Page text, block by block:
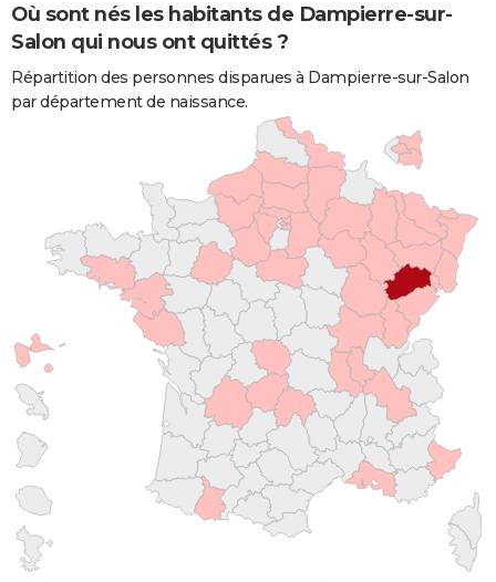
Où sont nés les habitants de Dampierre-sur-
Salon qui nous ont quittés ?
Répartition des personnes disparues à Dampierre-sur-Salon
par département de naissance.